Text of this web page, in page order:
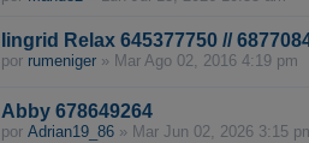
Iingrid Relax 645377750 //
por rumeniger » Mar Ago 02, 2016 4:19 pm
Abby 678649264
por Adrian19_86 » Mar Jun 02, 2026 3:15